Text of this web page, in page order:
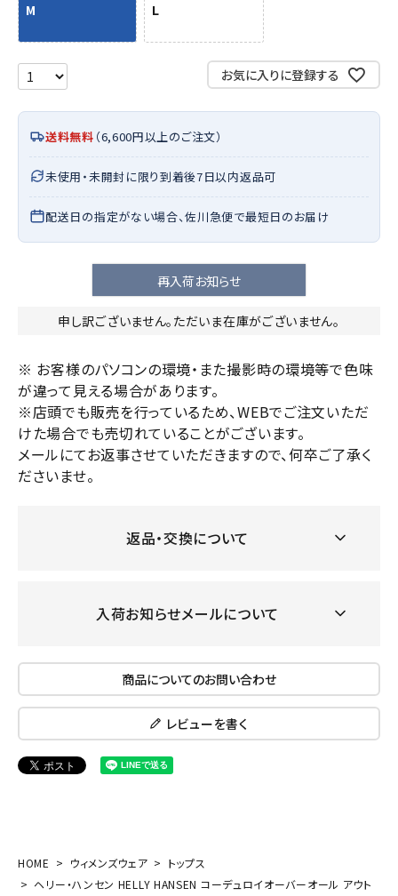
M L
お気に入りに登録する
送料無料 （6,600円以上のご注文）
未使用・未開封に限り到着後7日以内返品可
配送日の指定がない場合、佐川急便で最短日のお届け
再入荷お知らせ
申し訳ございません。ただいま在庫がございません。
※ お客様のパソコンの環境・また撮影時の環境等で色味
が違って見える場合があります。
※店頭でも販売を行っているため、WEBでご注文いただ
けた場合でも売切れていることがございます。
メールにてお返事させていただきますので、何卒ご了承く
ださいませ。
返品・交換について
入荷お知らせメールについて
商品についてのお問い合わせ
レビューを書く
HOME ウィメンズウェア
トップス
ヘリー・ハンセン HELLY HANSEN コーデュロイオーバーオール アウト